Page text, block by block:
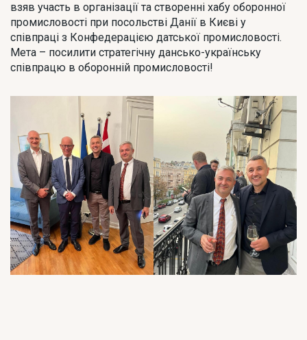
взяв участь в організації та створенні хабу оборонної
промисловості при посольстві Данії в Києві у
співпраці з Конфедерацією датської промисловості.
Мета – посилити стратегічну дансько-українську
співпрацю в оборонній промисловості!